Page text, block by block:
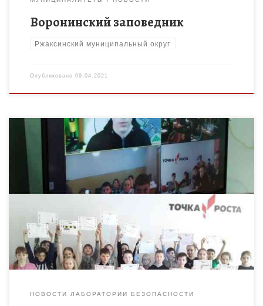
Воронинский заповедник
Ржаксинский муниципальный округ
Опубликовано 09.04.2021
8 апреля 2021 года в региональном ресурсном центре по
профилактике детского дорожно-транспортного
травматизма на базе ТОГБОУ ДО «Центр развития творчества
детей и юношества» для учащихся […]
НОВОСТИ ЛАБОРАТОРИИ БЕЗОПАСНОСТИ